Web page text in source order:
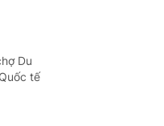
Du
tế